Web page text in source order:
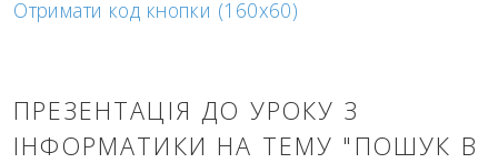
Отримати код кнопки (160x60)
ПРЕЗЕНТАЦІЯ ДО УРОКУ З
ІНФОРМАТИКИ НА ТЕМУ "ПОШУК В